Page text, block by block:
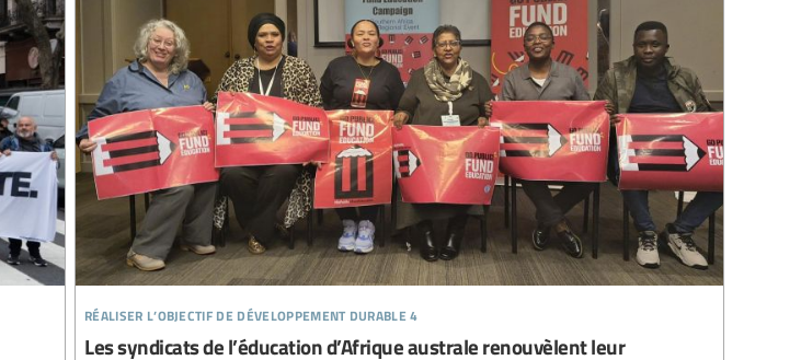
réaliser l’objectif de développement durable 4
Les syndicats de l’éducation d’Afrique australe renouvèlent leur